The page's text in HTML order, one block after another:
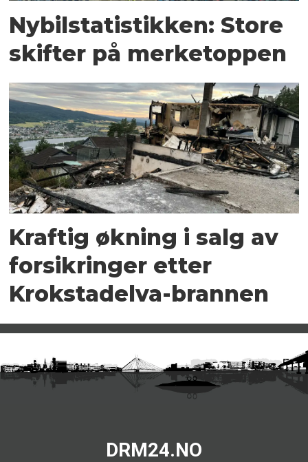
Nybilstatistikken: Store
skifter på merketoppen
Kraftig økning i salg av
forsikringer etter
Krokstadelva-brannen
DRM24.NO